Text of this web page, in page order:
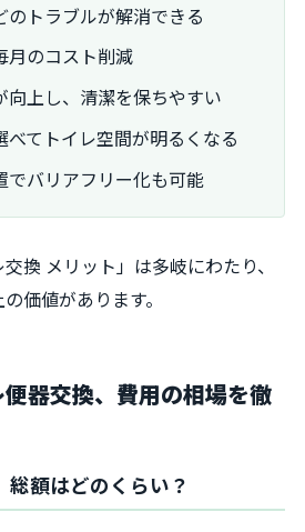
のトラブルが解消できる
月のコスト削減
向上し、清潔を保ちやすい
べてトイレ空間が明るくなる
でバリアフリー化も可能
換 メリット」は多岐にわたり、
価値があります。
器交換、費用の相場を徹
額はどのくらい？